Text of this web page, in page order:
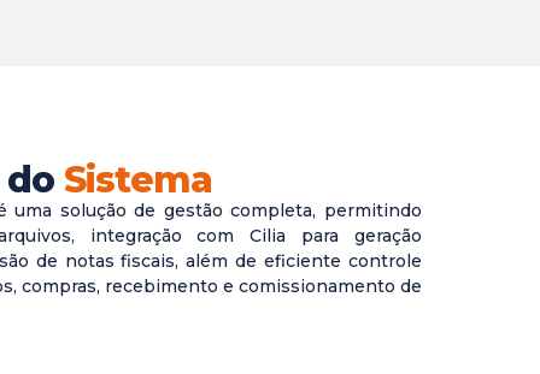
do Sistema
uma solução de gestão completa, permitindo
integração com Cilia para geração
de notas fiscais, além de eficiente controle
compras, recebimento e comissionamento de